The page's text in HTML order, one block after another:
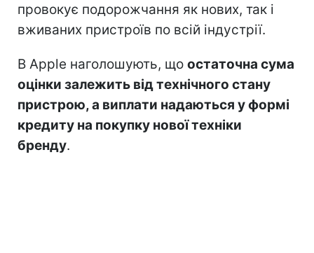
провокує подорожчання як нових, так і
вживаних пристроїв по всій індустрії.
В Apple наголошують, що остаточна сума
оцінки залежить від технічного стану
пристрою, а виплати надаються у формі
кредиту на покупку нової техніки
бренду.